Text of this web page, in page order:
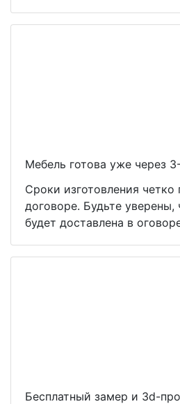
Мебель готова уже через
Сроки изготовления
договоре. Будьте
будет доставлена в
Бесплатный замер и 3d-